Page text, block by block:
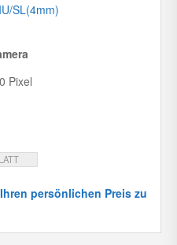
SL(4mm)
Pixel
persönlichen Preis zu